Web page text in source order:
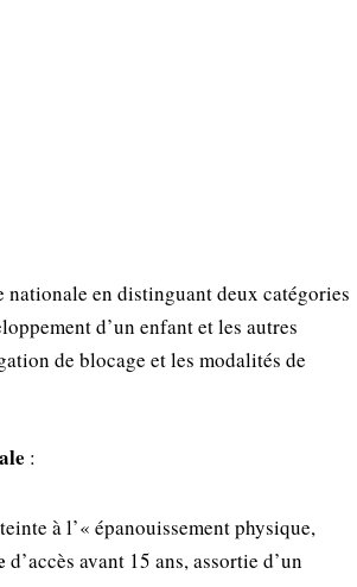
en distinguant deux catégories
d’un enfant et les autres
de blocage et les modalités de
:
à l’« épanouissement physique,
d’accès avant 15 ans, assortie d’un